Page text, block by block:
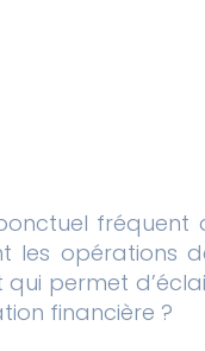
opérations
permet
financière ?